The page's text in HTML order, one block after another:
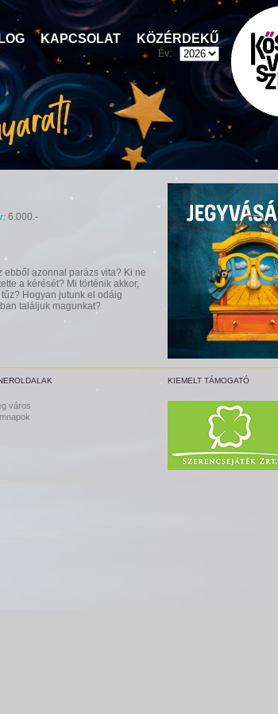
KAPCSOLAT KÖZÉRDEKŰ
Év:
6.000.-
ebből azonnal parázs vita? Ki ne
a kérését? Mi történik akkor,
Hogyan jutunk el odáig
találjuk magunkat?
város
KIEMELT TÁMOGATÓ